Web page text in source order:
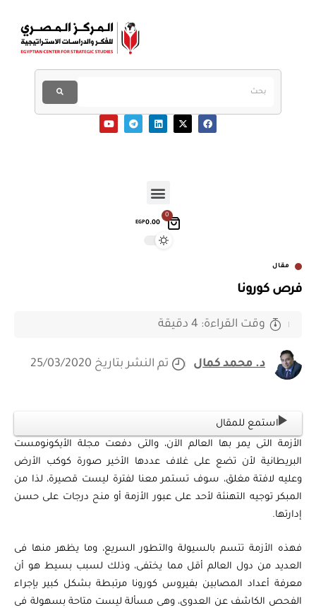
0
EGP0.00
مقال
فرص كورونا
د. محمد كمال تم النشر بتاريخ 25/03/2020
وقت القراءة: 4 دقيقة
استمع للمقال
الأزمة التى يمر بها العالم الآن، والتى دفعت مجلة الأيكونومست
البريطانية لأن تضع على غلاف عددها الأخير صورة كوكب الأرض
وعليه لافتة مغلق، سوف تستمر معنا لفترة ليست قصيرة، لذا من
المبكر توجيه التهنئة لأحد على عبور الأزمة أو منح درجات على حسن
إدارتها.
فهذه الأزمة تتسم بالسيولة والتطور السريع، وما يظهر منها فى
العديد من دول العالم أقل مما يختفى، وذلك لسبب بسيط هو أن
معرفة أعداد المصابين بفيروس كورونا مرتبطة بشكل كبير بإجراء
الفحص الكاشف عن العدوى، وهى مسألة ليست متاحة بسهولة فى